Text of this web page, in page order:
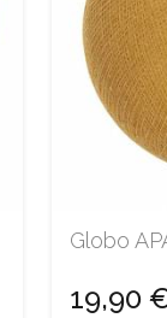
Globo
19,90